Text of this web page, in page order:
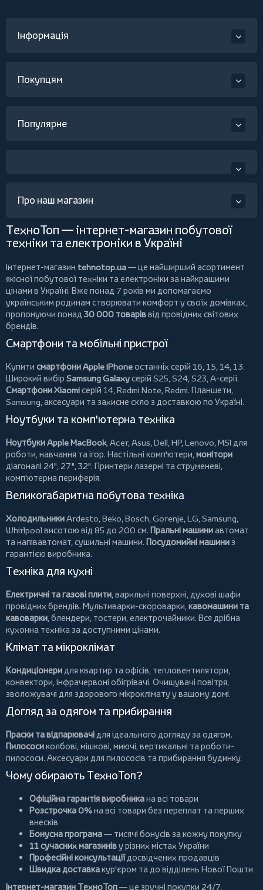
Інформація
Покупцям
Популярне
Про наш магазин
ТехноТоп — інтернет-магазин побутової
техніки та електроніки в Україні
Інтернет-магазин tehnotop.ua— це найширший асортимент
якісної побутової техніки та електроніки за найкращими
цінами в Україні. Вже понад 7 років ми допомагаємо
українським родинам створювати комфорт у своїх домівках,
пропонуючи понад 30 000 товаріввід провідних світових
брендів.
Смартфони та мобільні пристрої
Купити смартфони Apple iPhoneостанніх серій 16, 15, 14, 13.
Широкий вибір Samsung Galaxyсерій S25, S24, S23, A-серії.
Смартфони Xiaomiсерій 14, Redmi Note, Redmi. Планшети,
Samsung, аксесуари тазахисне скло з доставкою по Україні.
Ноутбуки та комп'ютерна техніка
Ноутбуки Apple MacBook,Acer,Asus,Dell,HP,Lenovo,MSI для
роботи, навчання та ігор. Настільні комп'ютери,монітори
діагоналі 24", 27", 32". Принтери лазерні та струменеві,
комп'ютерна периферія.
Великогабаритна побутова техніка
ХолодильникиArdesto,Beko,Bosch,Gorenje,LG,Samsung,
Whirlpool висотою від 85 до 200 см. Пральні машиниавтомат
та напівавтомат,сушильні машини. Посудомийні машиниз
гарантією виробника.
Техніка для кухні
Електричні та газові плити, варильні поверхні, духові шафи
провідних брендів. Мультиварки-скороварки,кавомашини та
кавоварки,блендери, тостери,електрочайники. Вся дрібна
кухонна техніка за доступними цінами.
Клімат та мікроклімат
Кондиціонеридля квартир та офісів, тепловентилятори,
конвектори,інфрачервоні обігрівачі. Очищувачі повітря,
зволожувачі для здорового мікроклімату у вашому домі.
Догляд за одягом та прибирання
Праски та відпарювачідля ідеального догляду за одягом.
Пилососиколбові,мішкові,миючі,вертикальні тароботи-
пилососи. Аксесуари для пилососів та прибирання будинку.
Чому обирають ТехноТоп?
Офіційна гарантія виробникана всі товари
Розстрочка 0%на всі товари без переплат та перших
внесків
Бонусна програма— тисячі бонусів за кожну покупку
11 сучасних магазиніву різних містах України
Професійні консультаціїдосвідчених продавців
Швидка доставкакур'єром та до відділень Нової Пошти
Інтернет-магазин ТехноТоп— це зручні покупки 24/7,